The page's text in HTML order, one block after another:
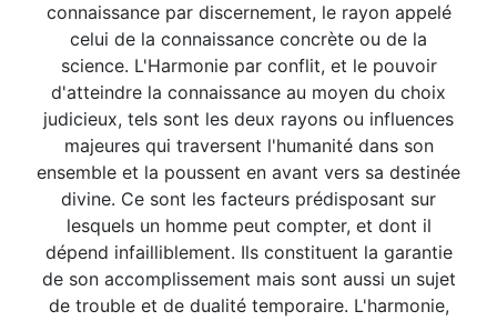
connaissance par discernement, le rayon appelé
celui de la connaissance concrète ou de la
science. L'Harmonie par conflit, et le pouvoir
d'atteindre la connaissance au moyen du choix
judicieux, tels sont les deux rayons ou influences
majeures qui traversent l'humanité dans son
ensemble et la poussent en avant vers sa destinée
divine. Ce sont les facteurs prédisposant sur
lesquels un homme peut compter, et dont il
dépend infailliblement. Ils constituent la garantie
de son accomplissement mais sont aussi un sujet
de trouble et de dualité temporaire. L'harmonie,